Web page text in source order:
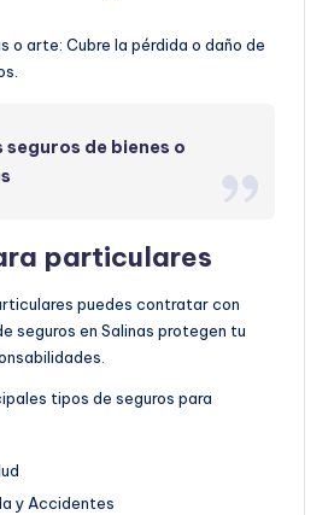
o arte: Cubre la pérdida o daño de
seguros de bienes o
particulares
puedes contratar con
seguros en Salinas protegen tu
tipos de seguros para
y Accidentes